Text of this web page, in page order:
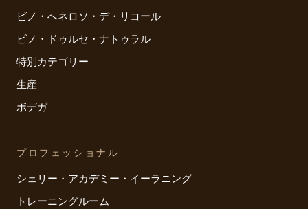
ビノ・へネロソ・デ・リコール
ビノ・ドゥルセ・ナトゥラル
特別カテゴリー
生産
ボデガ
プロフェッショナル
シェリー・アカデミー・イーラニング
トレーニングルーム